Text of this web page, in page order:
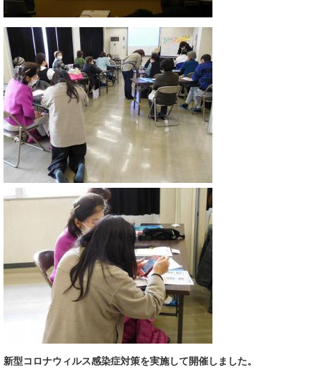
新型コロナウィルス感染症対策を実施して開催しました。